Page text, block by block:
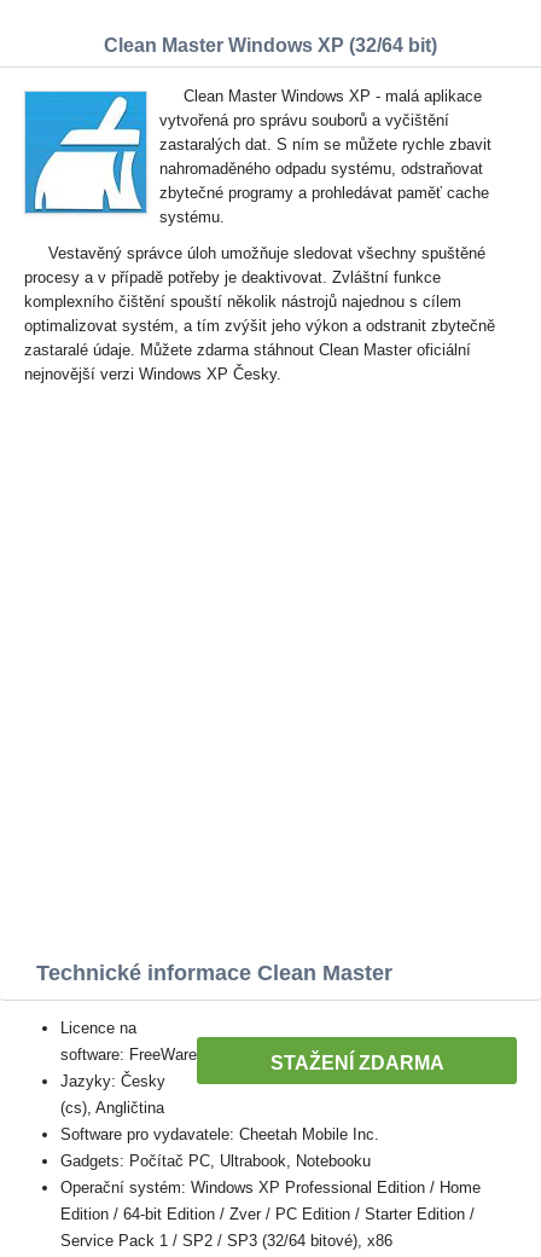
Clean Master Windows XP (32/64 bit)
Clean Master Windows XP - malá aplikace
vytvořená pro správu souborů a vyčištění
zastaralých dat. S ním se můžete rychle zbavit
nahromaděného odpadu systému, odstraňovat
zbytečné programy a prohledávat paměť cache
systému.
Vestavěný správce úloh umožňuje sledovat všechny spuštěné
procesy a v případě potřeby je deaktivovat. Zvláštní funkce
komplexního čištění spouští několik nástrojů najednou s cílem
optimalizovat systém, a tím zvýšit jeho výkon a odstranit zbytečně
zastaralé údaje. Můžete zdarma stáhnout Clean Master oficiální
nejnovější verzi Windows XP Česky.
Technické informace Clean Master
STAŽENÍ ZDARMA
Licence na
software: FreeWare
Jazyky: Česky
(cs), Angličtina
Software pro vydavatele: Cheetah Mobile Inc.
Gadgets: Počítač PC, Ultrabook, Notebooku
Operační systém: Windows XP Professional Edition / Home
Edition / 64-bit Edition / Zver / PC Edition / Starter Edition /
Service Pack 1 / SP2 / SP3 (32/64 bitové), x86